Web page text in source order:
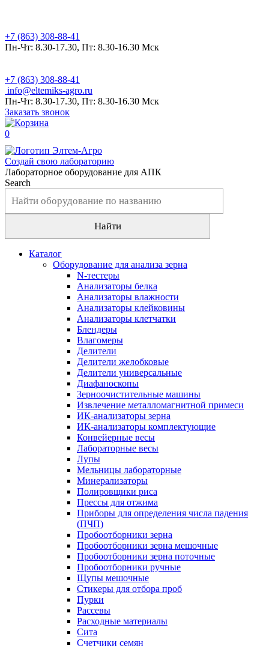
+7 (863) 308-88-41
Пн-Чт: 8.30-17.30, Пт: 8.30-16.30 Мск
+7 (863) 308-88-41
info@eltemiks-agro.ru
Пн-Чт: 8.30-17.30, Пт: 8.30-16.30 Мск
Заказать звонок
0
Создай свою лабораторию
Лабораторное оборудование для АПК
Search
Каталог
Оборудование для анализа зерна
N-тестеры
Анализаторы белка
Анализаторы влажности
Анализаторы клейковины
Анализаторы клетчатки
Блендеры
Влагомеры
Делители
Делители желобковые
Делители универсальные
Диафаноскопы
Зерноочистительные машины
Извлечение металломагнитной примеси
ИК-анализаторы зерна
ИК-анализаторы комплектующие
Конвейерные весы
Лабораторные весы
Лупы
Мельницы лабораторные
Минерализаторы
Полировщики риса
Прессы для отжима
Приборы для определения числа падения
(ПЧП)
Пробоотборники зерна
Пробоотборники зерна мешочные
Пробоотборники зерна поточные
Пробоотборники ручные
Щупы мешочные
Стикеры для отбора проб
Пурки
Рассевы
Расходные материалы
Сита
Счетчики семян